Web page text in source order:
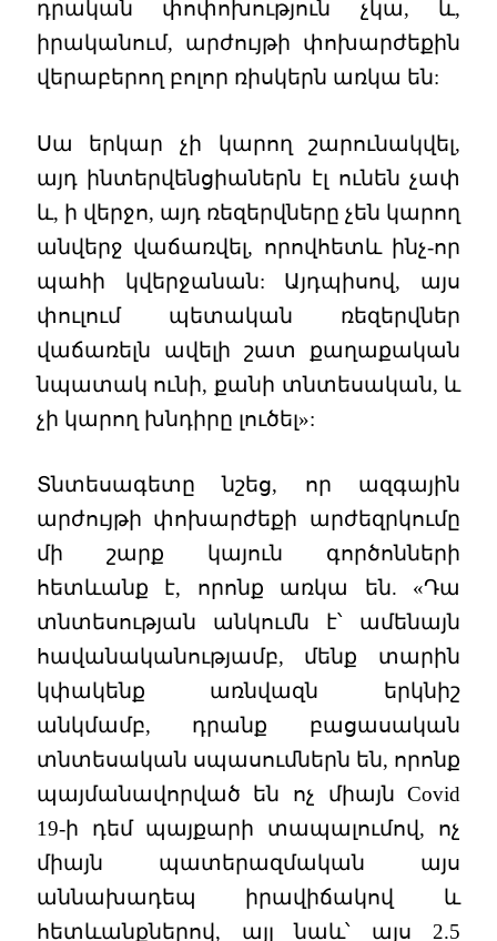
դրական փոփոխություն չկա, և,
իրականում, արժույթի փոխարժեքին
վերաբերող բոլոր ռիսկերն առկա են:
Սա երկար չի կարող շարունակվել,
այդ ինտերվենցիաներն էլ ունեն չափ
և, ի վերջո, այդ ռեզերվները չեն կարող
անվերջ վաճառվել, որովհետև ինչ-որ
պահի կվերջանան: Այդպիսով, այս
փուլում պետական ռեզերվներ
վաճառելն ավելի շատ քաղաքական
նպատակ ունի, քանի տնտեսական, և
չի կարող խնդիրը լուծել»:
Տնտեսագետը նշեց, որ ազգային
արժույթի փոխարժեքի արժեզրկումը
մի շարք կայուն գործոնների
հետևանք է, որոնք առկա են. «Դա
տնտեսության անկումն է՝ ամենայն
հավանականությամբ, մենք տարին
կփակենք առնվազն երկնիշ
անկմամբ, դրանք բացասական
տնտեսական սպասումներն են, որոնք
պայմանավորված են ոչ միայն Covid
19-ի դեմ պայքարի տապալումով, ոչ
միայն պատերազմական այս
աննախադեպ իրավիճակով և
հետևանքներով, այլ նաև՝ այս 2.5